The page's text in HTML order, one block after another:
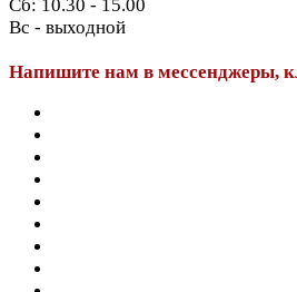
Сб: 10.30 - 15.00
Вс - выходной
Напишите нам в мессенджеры,